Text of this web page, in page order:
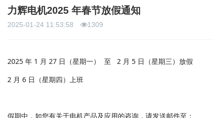
力辉电机2025 年春节放假通知
2025-01-24 11:53:58 1309
2025 年 1 月 27 日（星期一） 至 2 月 5 日（星期三）放假
2 月 6 日（星期四）上班
假期中，如您有关于电机产品及应用的咨询，请发送邮件至：